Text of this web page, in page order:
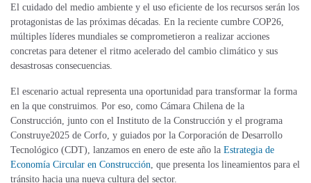
El cuidado del medio ambiente y el uso eficiente de los recursos serán los
protagonistas de las próximas décadas. En la reciente cumbre COP26,
múltiples líderes mundiales se comprometieron a realizar acciones
concretas para detener el ritmo acelerado del cambio climático y sus
desastrosas consecuencias.
El escenario actual representa una oportunidad para transformar la forma
en la que construimos. Por eso, como Cámara Chilena de la
Construcción, junto con el Instituto de la Construcción y el programa
Construye2025 de Corfo, y guiados por la Corporación de Desarrollo
Tecnológico (CDT), lanzamos en enero de este año la Estrategia de
Economía Circular en Construcción , que presenta los lineamientos para el
tránsito hacia una nueva cultura del sector.